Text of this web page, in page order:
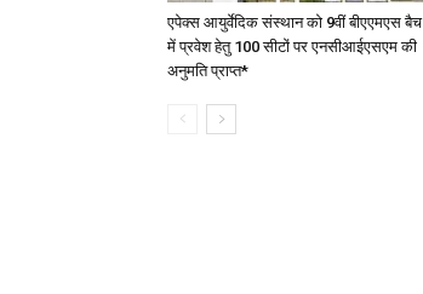
एपेक्स आयुर्वेदिक संस्थान को 9वीं बीएएमएस बैच
में प्रवेश हेतु 100 सीटों पर एनसीआईएसएम की
अनुमति प्राप्त*